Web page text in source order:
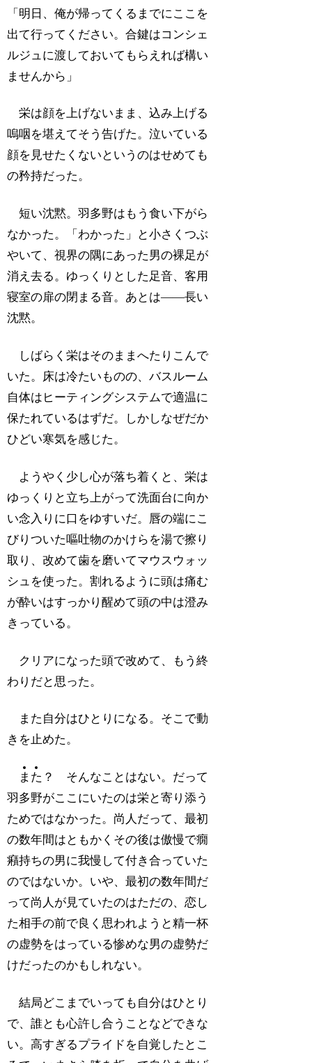
「明日、俺が帰ってくるまでにここを
出て行ってください。合鍵はコンシェ
ルジュに渡しておいてもらえれば構い
ませんから」
栄は顔を上げないまま、込み上げる
嗚咽を堪えてそう告げた。泣いている
顔を見せたくないというのはせめても
の矜持だった。
短い沈黙。羽多野はもう食い下がら
なかった。「わかった」と小さくつぶ
やいて、視界の隅にあった男の裸足が
消え去る。ゆっくりとした足音、客用
寝室の扉の閉まる音。あとは――長い
沈黙。
しばらく栄はそのままへたりこんで
いた。床は冷たいものの、バスルーム
自体はヒーティングシステムで適温に
保たれているはずだ。しかしなぜだか
ひどい寒気を感じた。
ようやく少し心が落ち着くと、栄は
ゆっくりと立ち上がって洗面台に向か
い念入りに口をゆすいだ。唇の端にこ
びりついた嘔吐物のかけらを湯で擦り
取り、改めて歯を磨いてマウスウォッ
シュを使った。割れるように頭は痛む
が酔いはすっかり醒めて頭の中は澄み
きっている。
クリアになった頭で改めて、もう終
わりだと思った。
また自分はひとりになる。そこで動
きを止めた。
ま た ？ そんなことはない。だって
羽多野がここにいたのは栄と寄り添う
ためではなかった。尚人だって、最初
の数年間はともかくその後は傲慢で癇
癪持ちの男に我慢して付き合っていた
のではないか。いや、最初の数年間だ
って尚人が見ていたのはただの、恋し
た相手の前で良く思われようと精一杯
の虚勢をはっている惨めな男の虚勢だ
けだったのかもしれない。
結局どこまでいっても自分はひとり
で、誰とも心許し合うことなどできな
い。高すぎるプライドを自覚したとこ